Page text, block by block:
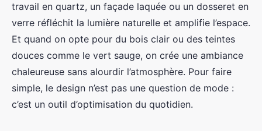
travail en quartz, un façade laquée ou un dosseret en
verre réfléchit la lumière naturelle et amplifie l’espace.
Et quand on opte pour du bois clair ou des teintes
douces comme le vert sauge, on crée une ambiance
chaleureuse sans alourdir l’atmosphère. Pour faire
simple, le design n’est pas une question de mode :
c’est un outil d’optimisation du quotidien.